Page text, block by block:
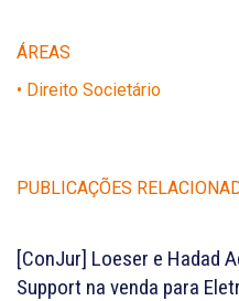
ÁREAS
• Direito Societário
PUBLICAÇÕES
[ConJur] Loeser e Hadad
Support na venda para